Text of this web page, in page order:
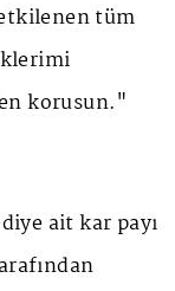
tüm
korusun."
ait kar payı